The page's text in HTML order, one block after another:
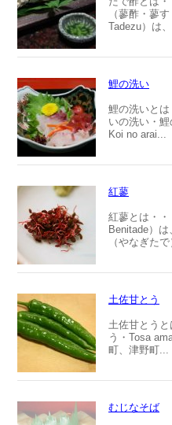
（蓼酢・蓼
Tadezu）は、
鯉の洗い
鯉の洗いと
いの洗い・
Koi no arai...
紅蓼
紅蓼とは・・
Benitade）
（やなぎたで
土佐甘とう
土佐甘とう
う・Tosa
町、津野町...
むじなそば